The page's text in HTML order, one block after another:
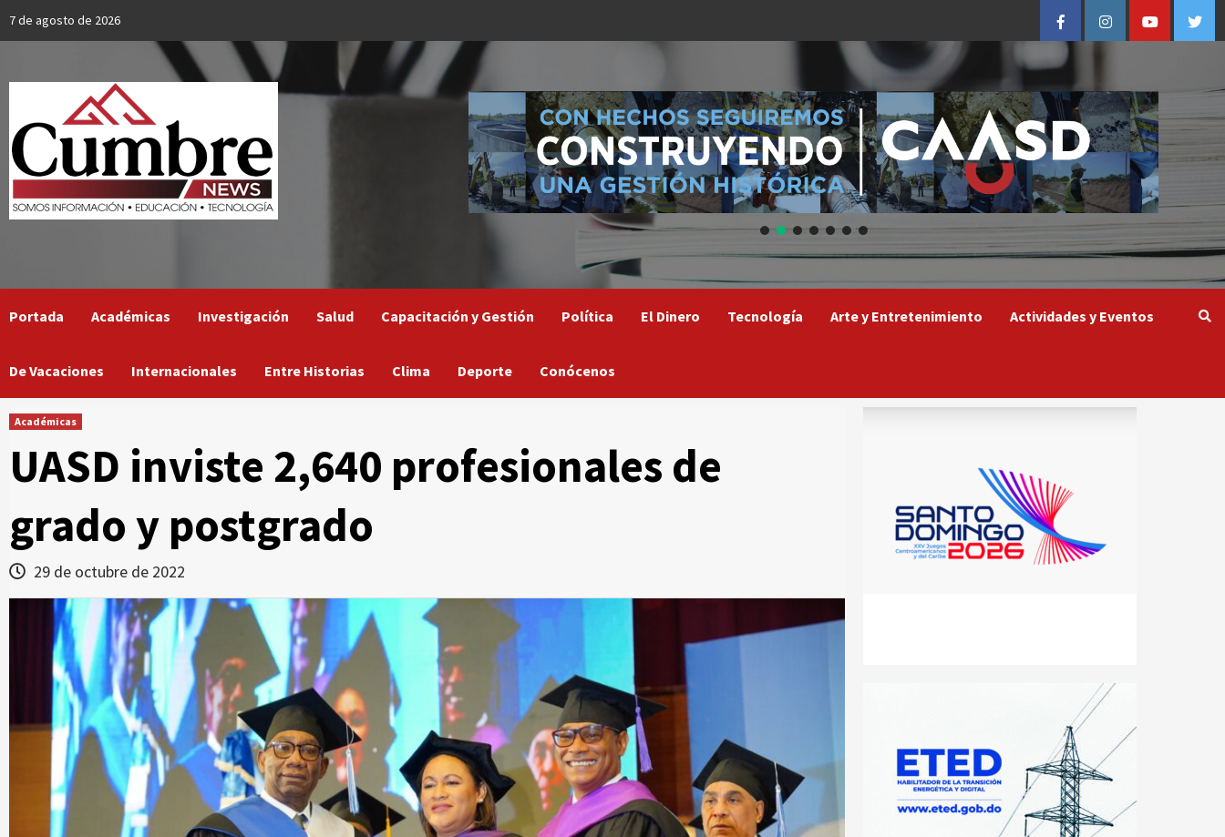
7 de agosto de 2026 FacebookInstagramYoutube
Portada Académicas Investigación Salud Capacitación y Gestión Política El Dinero Tecnología Arte y Entretenimiento Actividades y Eventos
De Vacaciones Internacionales Entre Historias Clima Deporte Conócenos
Académicas
UASD inviste 2,640 profesionales de
grado y postgrado
29 de octubre de 2022